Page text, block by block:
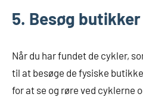
5. Besøg butikker
Når du har fundet de cykler,
til at besøge de fysiske
for at se og røre ved cyklerne